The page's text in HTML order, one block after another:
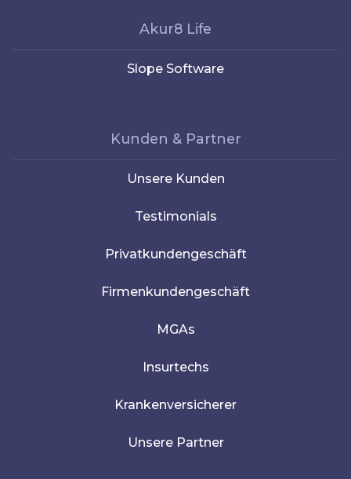
Akur8 Life
Slope Software
Kunden & Partner
Unsere Kunden
Testimonials
Privatkundengeschäft
Firmenkundengeschäft
MGAs
Insurtechs
Krankenversicherer
Unsere Partner